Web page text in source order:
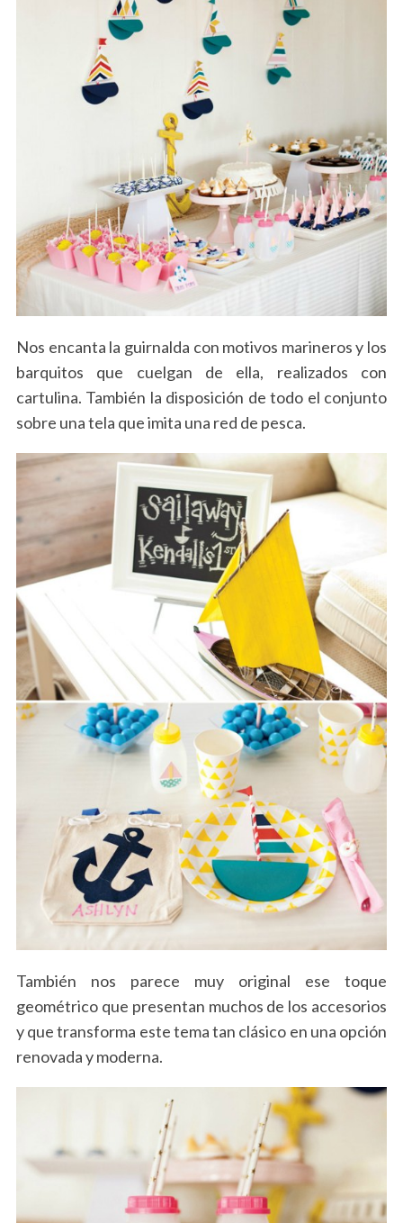
Nos encanta la guirnalda con motivos marineros y los
barquitos que cuelgan de ella, realizados con
cartulina. También la disposición de todo el conjunto
sobre una tela que imita una red de pesca.
También nos parece muy original ese toque
geométrico que presentan muchos de los accesorios
y que transforma este tema tan clásico en una opción
renovada y moderna.